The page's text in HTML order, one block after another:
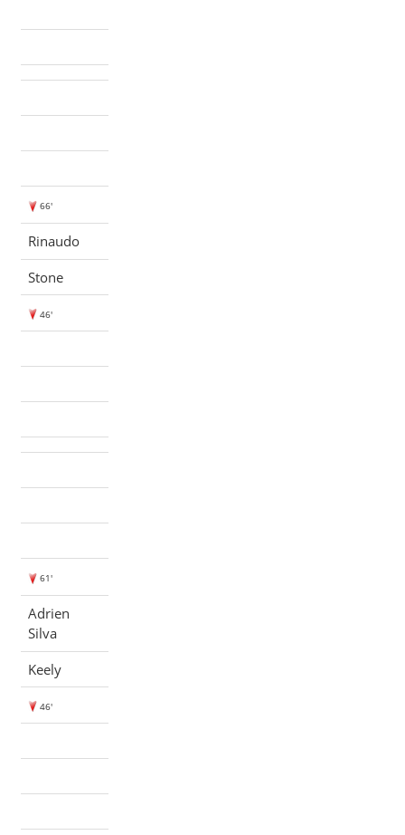
66'
Rinaudo
Stone
46'
61'
Adrien
Silva
Keely
46'